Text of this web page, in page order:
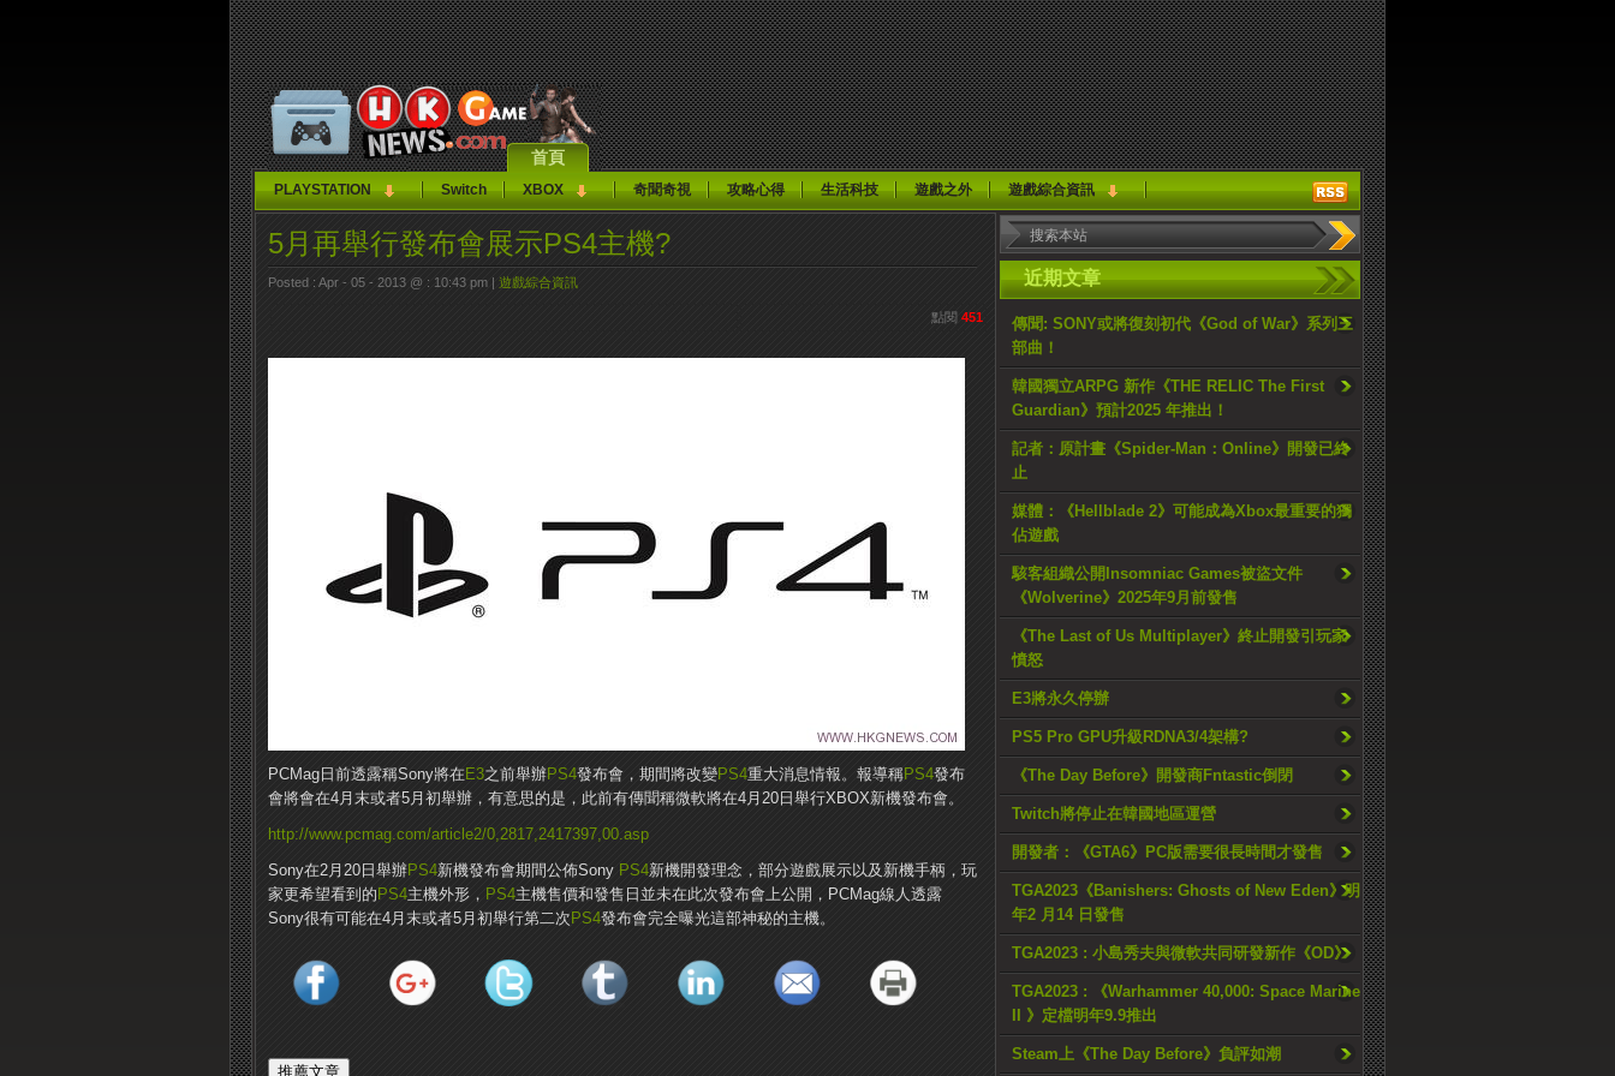
首頁
PLAYSTATION Switch XBOX 奇聞奇視 攻略心得 生活科技 遊戲之外 遊戲綜合資訊
近期文章
傳聞: SONY或將復刻初代《God of War》系列三
部曲！
韓國獨立ARPG 新作《THE RELIC The First
Guardian》預計2025 年推出！
記者：原計畫《Spider-Man：Online》開發已終
止
媒體：《Hellblade 2》可能成為Xbox最重要的獨
佔遊戲
駭客組織公開Insomniac Games被盜文件
《Wolverine》2025年9月前發售
《The Last of Us Multiplayer》終止開發引玩家
憤怒
E3將永久停辦
PS5 Pro GPU升級RDNA3/4架構?
《The Day Before》開發商Fntastic倒閉
Twitch將停止在韓國地區運營
開發者：《GTA6》PC版需要很長時間才發售
TGA2023《Banishers: Ghosts of New Eden》明
年2 月14 日發售
TGA2023 : 小島秀夫與微軟共同研發新作《OD》
TGA2023 : 《Warhammer 40,000: Space Marine
II 》定檔明年9.9推出
Steam上《The Day Before》負評如潮
5月再舉行發布會展示PS4主機?
Posted : Apr - 05 - 2013 @ : 10:43 pm | 遊戲綜合資訊
點閱 451
PCMag日前透露稱Sony將在E3之前舉辦PS4發布會，期間將改變PS4重大消息情報。報導稱PS4發布
會將會在4月末或者5月初舉辦，有意思的是，此前有傳聞稱微軟將在4月20日舉行XBOX新機發布會。
http://www.pcmag.com/article2/0,2817,2417397,00.asp
Sony在2月20日舉辦PS4新機發布會期間公佈Sony PS4新機開發理念，部分遊戲展示以及新機手柄，玩
家更希望看到的 PS4主機外形， PS4主機售價和發售日並未在此次發布會上公開，PCMag線人透露
Sony很有可能在4月末或者5月初舉行第二次 PS4發布會完全曝光這部神秘的主機。